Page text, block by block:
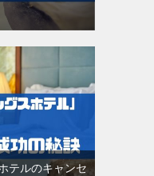
テルのキャンセ